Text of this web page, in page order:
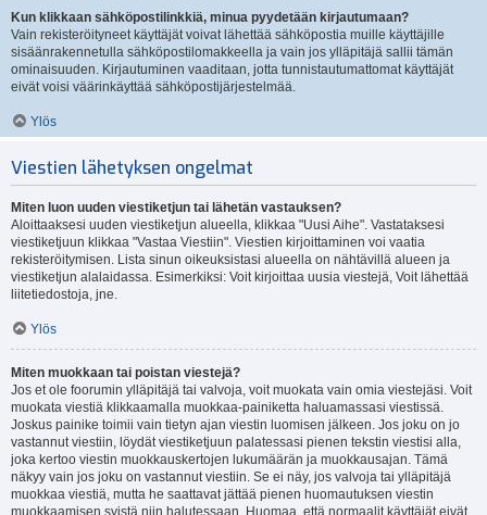
Kun klikkaan sähköpostilinkkiä, minua pyydetään kirjautumaan?
Vain rekisteröityneet käyttäjät voivat lähettää sähköpostia muille käyttäjille
sisäänrakennetulla sähköpostilomakkeella ja vain jos ylläpitäjä sallii tämän
ominaisuuden. Kirjautuminen vaaditaan, jotta tunnistautumattomat käyttäjät
eivät voisi väärinkäyttää sähköpostijärjestelmää.
Ylös
Viestien lähetyksen ongelmat
Miten luon uuden viestiketjun tai lähetän vastauksen?
Aloittaaksesi uuden viestiketjun alueella, klikkaa "Uusi Aihe". Vastataksesi
viestiketjuun klikkaa "Vastaa Viestiin". Viestien kirjoittaminen voi vaatia
rekisteröitymisen. Lista sinun oikeuksistasi alueella on nähtävillä alueen ja
viestiketjun alalaidassa. Esimerkiksi: Voit kirjoittaa uusia viestejä, Voit lähettää
liitetiedostoja, jne.
Ylös
Miten muokkaan tai poistan viestejä?
Jos et ole foorumin ylläpitäjä tai valvoja, voit muokata vain omia viestejäsi. Voit
muokata viestiä klikkaamalla muokkaa-painiketta haluamassasi viestissä.
Joskus painike toimii vain tietyn ajan viestin luomisen jälkeen. Jos joku on jo
vastannut viestiin, löydät viestiketjuun palatessasi pienen tekstin viestisi alla,
joka kertoo viestin muokkauskertojen lukumäärän ja muokkausajan. Tämä
näkyy vain jos joku on vastannut viestiin. Se ei näy, jos valvoja tai ylläpitäjä
muokkaa viestiä, mutta he saattavat jättää pienen huomautuksen viestin
muokkaamisen syistä niin halutessaan. Huomaa, että normaalit käyttäjät eivät